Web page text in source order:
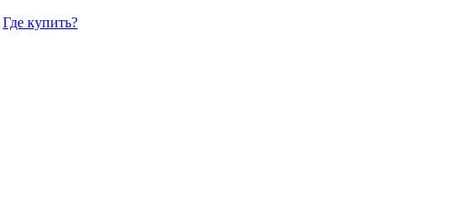
Где купить?